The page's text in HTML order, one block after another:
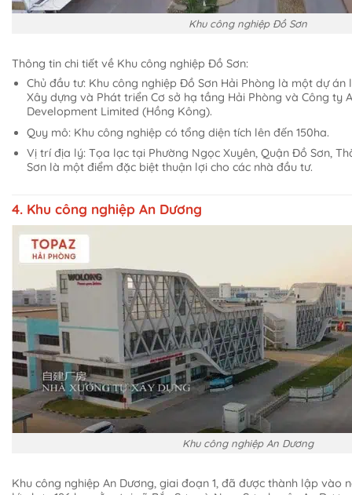
Khu công nghiệp Đồ Sơn
Thông tin chi tiết về Khu công nghiệp Đồ Sơn:
Chủ đầu tư: Khu công nghiệp Đồ Sơn Hải Phòng là một dự án
Xây dựng và Phát triển Cơ sở hạ tầng Hải Phòng và Công ty
Development Limited (Hồng Kông).
Quy mô: Khu công nghiệp có tổng diện tích lên đến 150ha.
Vị trí địa lý: Tọa lạc tại Phường Ngọc Xuyên, Quận Đồ Sơn,
Sơn là một điểm đặc biệt thuận lợi cho các nhà đầu tư.
4. Khu công nghiệp An Dương
Khu công nghiệp An Dương
Khu công nghiệp An Dương, giai đoạn 1, đã được thành lập vào